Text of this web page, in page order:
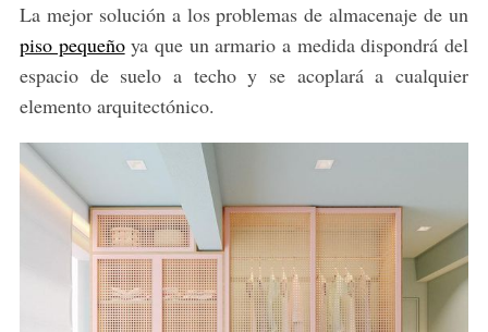
La mejor solución a los problemas de almacenaje de un
piso pequeñoya que un armario a medida dispondrá del
espacio de suelo a techo y se acoplará a cualquier
elemento arquitectónico.